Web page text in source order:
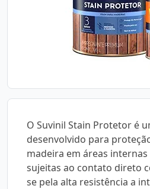
O Suvinil Stain Protetor é
desenvolvido para
madeira em áreas
sujeitas ao contato direto
se pela alta resistência a